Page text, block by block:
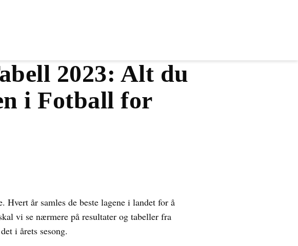
2023: Alt du
i Fotball for
år samles de beste lagene i landet for å
vi se nærmere på resultater og tabeller fra
i årets sesong.